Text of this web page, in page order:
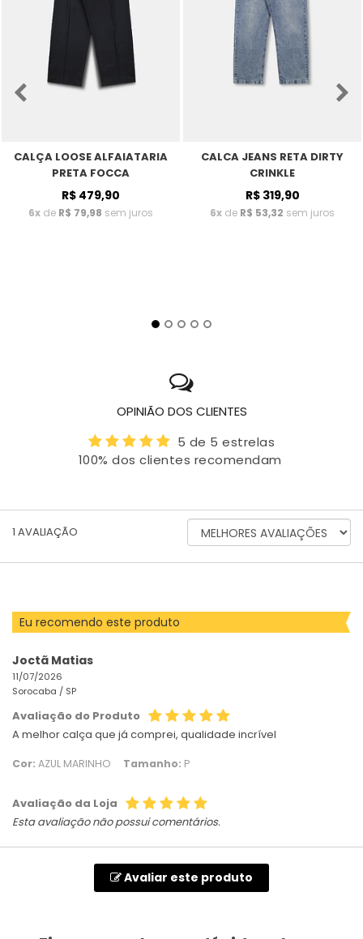
CALÇA LOOSE ALFAIATARIA
PRETA FOCCA
R$ 479,90
6x de R$ 79,98 sem juros
CALCA JEANS RETA DIRTY
CRINKLE
R$ 319,90
6x de R$ 53,32 sem juros
OPINIÃO DOS CLIENTES
5 de 5 estrelas
100% dos clientes recomendam
1 AVALIAÇÃO
ORDENAR
AVALIAÇÕES
Eu recomendo este produto
Joctã Matias
11/07/2026
Sorocaba / SP
Avaliação do Produto
A melhor calça que já comprei, qualidade incrível
Cor: AZUL MARINHO Tamanho: P
Avaliação da Loja
Esta avaliação não possui comentários.
Avaliar este produto